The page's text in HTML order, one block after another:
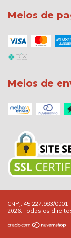
Meios de
Meios de
2026. Todos os